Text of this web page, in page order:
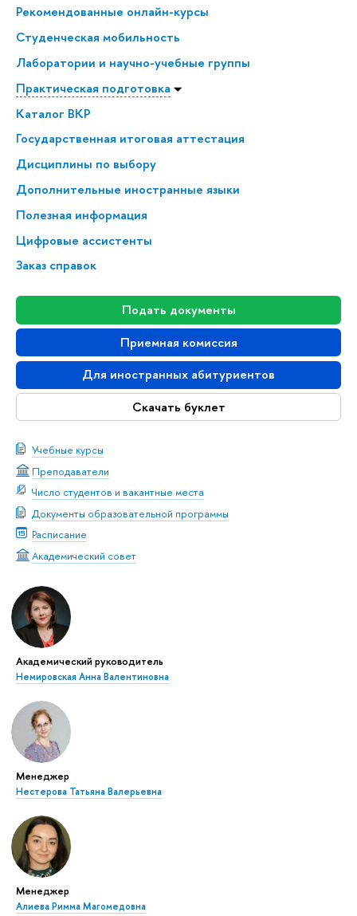
Рекомендованные онлайн-курсы
Студенческая мобильность
Лаборатории и научно-учебные группы
Практическая подготовка
Каталог ВКР
Государственная итоговая аттестация
Дисциплины по выбору
Дополнительные иностранные языки
Полезная информация
Цифровые ассистенты
Заказ справок
Подать документы
Приемная комиссия
Для иностранных абитуриентов
Скачать буклет
Учебные курсы
Преподаватели
Число студентов и вакантные места
Документы образовательной программы
Расписание
Академический совет
Академический руководитель
Немировская Анна Валентиновна
Менеджер
Нестерова Татьяна Валерьевна
Менеджер
Алиева Римма Магомедовна